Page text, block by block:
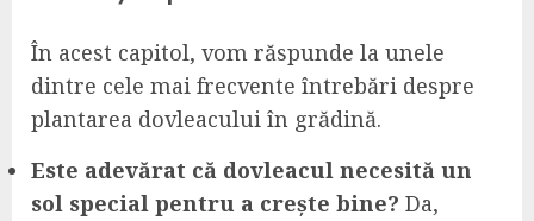
În acest capitol, vom răspunde la unele
dintre cele mai frecvente întrebări despre
plantarea dovleacului în grădină.
Este adevărat că dovleacul necesită un
sol special pentru a crește bine? Da,